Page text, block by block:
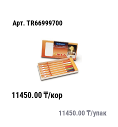
Арт. TR66999700
11450.00₸/кор
11450.00₸/упак